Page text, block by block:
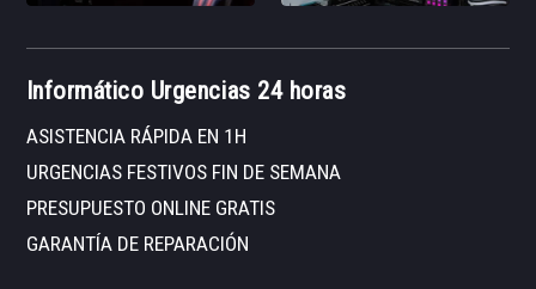
Informático Urgencias 24 horas
ASISTENCIA RÁPIDA EN 1H
URGENCIAS FESTIVOS FIN DE SEMANA
PRESUPUESTO ONLINE GRATIS
GARANTÍA DE REPARACIÓN